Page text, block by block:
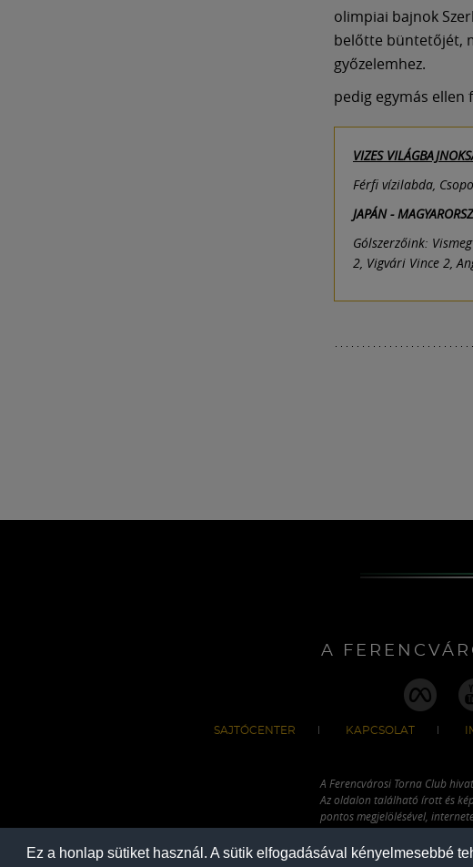
Ez a honlap sütiket használ. A sütik elfogadásával kényelmesebbé
olimpiai bajnok
belőtte büntetőjét,
győzelemhez.
pedig egymás
VIZES
Férfi vízilabda,
JAPÁN -
Gólszerzőink:
2, Vigvári Vince 2,
A
SAJTÓCENTER KAPCSOLAT
A Ferencvárosi Torna Club
Az oldalon található írott és
pontos megjelölésével,
hivatkozással használhatóak